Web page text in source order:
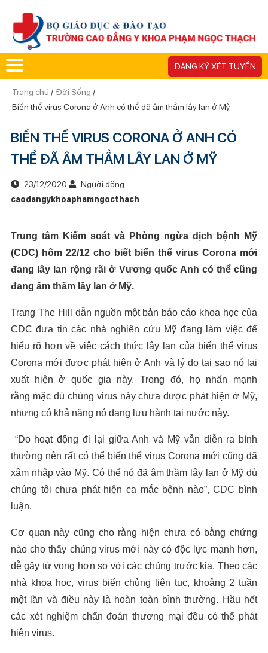
ĐĂNG KÝ XÉT TUYỂN
Trang chủ / Đời Sống /
Biến thể virus Corona ở Anh có thể đã âm thầm lây lan ở Mỹ
BIẾN THỂ VIRUS CORONA Ở ANH CÓ
THỂ ĐÃ ÂM THẦM LÂY LAN Ở MỸ
23/12/2020
Người đăng :
caodangykhoaphamngocthach
Trung tâm Kiểm soát và Phòng ngừa dịch bệnh Mỹ
(CDC) hôm 22/12 cho biết biến thể virus Corona mới
đang lây lan rộng rãi ở Vương quốc Anh có thể cũng
đang âm thầm lây lan ở Mỹ.
Trang The Hill dẫn nguồn một bản báo cáo khoa học của
CDC đưa tin các nhà nghiên cứu Mỹ đang làm việc để
hiểu rõ hơn về việc cách thức lây lan của biến thể virus
Corona mới được phát hiện ở Anh và lý do tại sao nó lại
xuất hiện ở quốc gia này. Trong đó, họ nhấn mạnh
rằng mặc dù chủng virus này chưa được phát hiện ở Mỹ,
nhưng có khả năng nó đang lưu hành tại nước này.
“Do hoạt động đi lại giữa Anh và Mỹ vẫn diễn ra bình
thường nên rất có thể biến thể virus Corona mới cũng đã
xâm nhập vào Mỹ. Có thể nó đã âm thầm lây lan ở Mỹ dù
chúng tôi chưa phát hiện ca mắc bệnh nào”, CDC bình
luận.
Cơ quan này cũng cho rằng hiện chưa có bằng chứng
nào cho thấy chủng virus mới này có độc lực mạnh hơn,
dễ gây tử vong hơn so với các chủng trước kia. Theo các
nhà khoa học, virus biến chủng liên tục, khoảng 2 tuần
một lần và điều này là hoàn toàn bình thường. Hầu hết
các xét nghiệm chẩn đoán thương mại đều có thể phát
hiện virus.